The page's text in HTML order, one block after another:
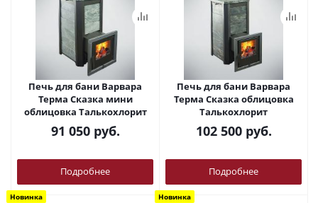
Печь для бани Варвара
Терма Сказка мини
облицовка Талькохлорит
91 050руб.
Подробнее
Печь для бани Варвара
Терма Сказка облицовка
Талькохлорит
102 500руб.
Подробнее
Новинка Новинка